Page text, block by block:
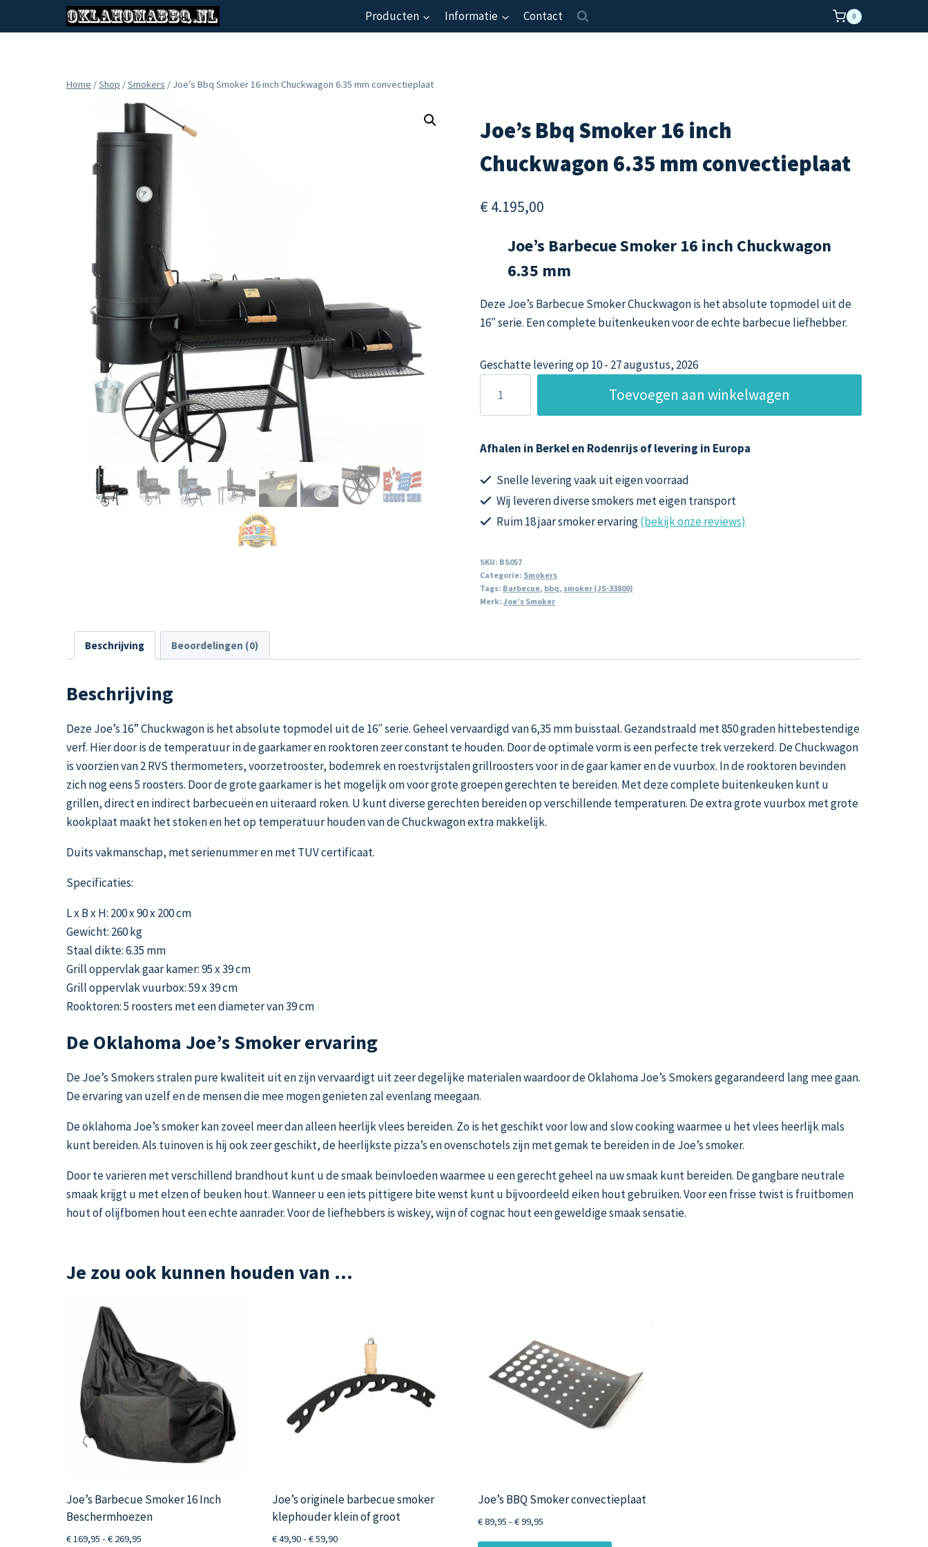
Producten Informatie Contact 0
Home /Shop /Smokers / Joe’s Bbq Smoker 16 inch Chuckwagon 6.35 mm convectieplaat
Joe’s Bbq Smoker 16 inch
Chuckwagon 6.35 mm convectieplaat
€ 4.195,00
Joe’s Barbecue Smoker 16 inch Chuckwagon
6.35 mm
Deze Joe’s Barbecue Smoker Chuckwagon is het absolute topmodel uit de
16″ serie. Een complete buitenkeuken voor de echte barbecue liefhebber.
Geschatte levering op 10 - 27 augustus, 2026
Bbq
Smoker
inch
Chuckwagon
6.35
convectieplaat
Toevoegen aan winkelwagen
Afhalen in Berkel en Rodenrijs of levering in Europa
Snelle levering vaak uit eigen voorraad
Wij leveren diverse smokers met eigen transport
Ruim 18 jaar smoker ervaring(bekijk onze reviews)
SKU: BS057
Categorie: Smokers
Tags: Barbecue, bbq, smoker (JS-33800)
Merk:Joe’s Smoker
Beschrijving Beoordelingen (0)
Beschrijving
Deze Joe’s 16” Chuckwagon is het absolute topmodel uit de 16″ serie. Geheel vervaardigd van 6,35 mm buisstaal. Gezandstraald met 850 graden hittebestendige
verf. Hier door is de temperatuur in de gaarkamer en rooktoren zeer constant te houden. Door de optimale vorm is een perfecte trek verzekerd. De Chuckwagon
is voorzien van 2 RVS thermometers, voorzetrooster, bodemrek en roestvrijstalen grillroosters voor in de gaar kamer en de vuurbox. In de rooktoren bevinden
zich nog eens 5 roosters. Door de grote gaarkamer is het mogelijk om voor grote groepen gerechten te bereiden. Met deze complete buitenkeuken kunt u
grillen, direct en indirect barbecueën en uiteraard roken. U kunt diverse gerechten bereiden op verschillende temperaturen. De extra grote vuurbox met grote
kookplaat maakt het stoken en het op temperatuur houden van de Chuckwagon extra makkelijk.
Duits vakmanschap, met serienummer en met TUV certificaat.
Specificaties:
L x B x H: 200 x 90 x 200 cm
Gewicht: 260 kg
Staal dikte: 6.35 mm
Grill oppervlak gaar kamer: 95 x 39 cm
Grill oppervlak vuurbox: 59 x 39 cm
Rooktoren: 5 roosters met een diameter van 39 cm
De Oklahoma Joe’s Smoker ervaring
De Joe’s Smokers stralen pure kwaliteit uit en zijn vervaardigt uit zeer degelijke materialen waardoor de Oklahoma Joe’s Smokers gegarandeerd lang mee gaan.
De ervaring van uzelf en de mensen die mee mogen genieten zal evenlang meegaan.
De oklahoma Joe’s smoker kan zoveel meer dan alleen heerlijk vlees bereiden. Zo is het geschikt voor low and slow cooking waarmee u het vlees heerlijk mals
kunt bereiden. Als tuinoven is hij ook zeer geschikt, de heerlijkste pizza’s en ovenschotels zijn met gemak te bereiden in de Joe’s smoker.
Door te variëren met verschillend brandhout kunt u de smaak beïnvloeden waarmee u een gerecht geheel na uw smaak kunt bereiden. De gangbare neutrale
smaak krijgt u met elzen of beuken hout. Wanneer u een iets pittigere bite wenst kunt u bijvoordeeld eiken hout gebruiken. Voor een frisse twist is fruitbomen
hout of olijfbomen hout een echte aanrader. Voor de liefhebbers is wiskey, wijn of cognac hout een geweldige smaak sensatie.
Je zou ook kunnen houden van …
Joe’s Barbecue Smoker 16 Inch
Beschermhoezen
€169,95 - € 269,95
Joe’s originele barbecue smoker
klephouder klein of groot
€49,90- €59,90Prijsklasse:
Joe’s BBQ Smoker convectieplaat
€89,95 - €99,95